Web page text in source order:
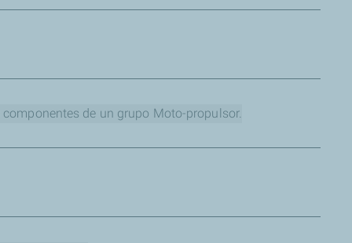
técnica sólida.
de un grupo Moto-propulsor.
pueda vender lo recomendado por el manual de